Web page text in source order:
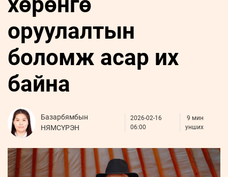
Бүртгүүлэх
Бизнес
Leaderships
forum
УРЛАГ
оруулалтын
боломж асар их
байна
Базарбямбын
НЯМСҮРЭН
2026-02-16
06:00
9 мин
унших